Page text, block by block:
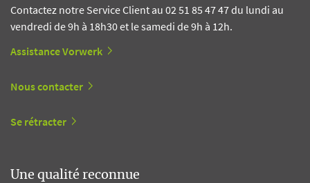
Contactez notre Service Client au 02 51 85 47 47 du lundi au
vendredi de 9h à 18h30 et le samedi de 9h à 12h.
Assistance Vorwerk
Nous contacter
Se rétracter
Une qualité reconnue